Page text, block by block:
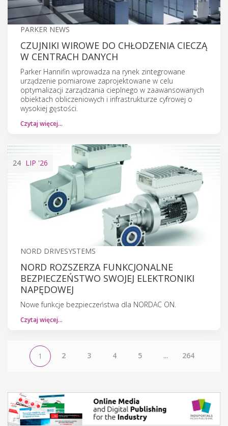
PARKER NEWS
CZUJNIKI WIROWE DO CHŁODZENIA CIECZĄ
W CENTRACH DANYCH
Parker Hannifin wprowadza na rynek zintegrowane
urządzenie pomiarowe zaprojektowane w celu
optymalizacji zarządzania cieplnego w zaawansowanych
obiektach obliczeniowych i infrastrukturze cyfrowej o
wysokiej gęstości.
Czytaj więcej…
24 LIP '26
NORD DRIVESYSTEMS
NORD ROZSZERZA FUNKCJONALNE
BEZPIECZEŃSTWO SWOJEJ ELEKTRONIKI
NAPĘDOWEJ
Nowe funkcje bezpieczeństwa dla NORDAC ON.
Czytaj więcej…
1 2 3 4 5 ... 264